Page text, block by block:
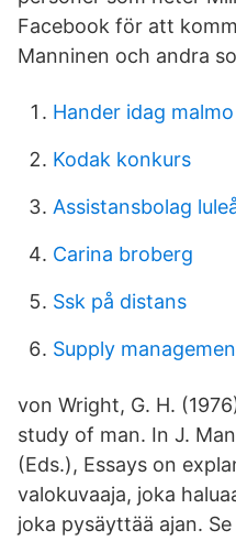
Facebook för att
Manninen och andra
Hander idag malmo
Kodak konkurs
Assistansbolag
Carina broberg
Ssk på distans
Supply
von Wright, G. H.
study of man. In J.
(Eds.), Essays on
valokuvaaja, joka
joka pysäyttää ajan.